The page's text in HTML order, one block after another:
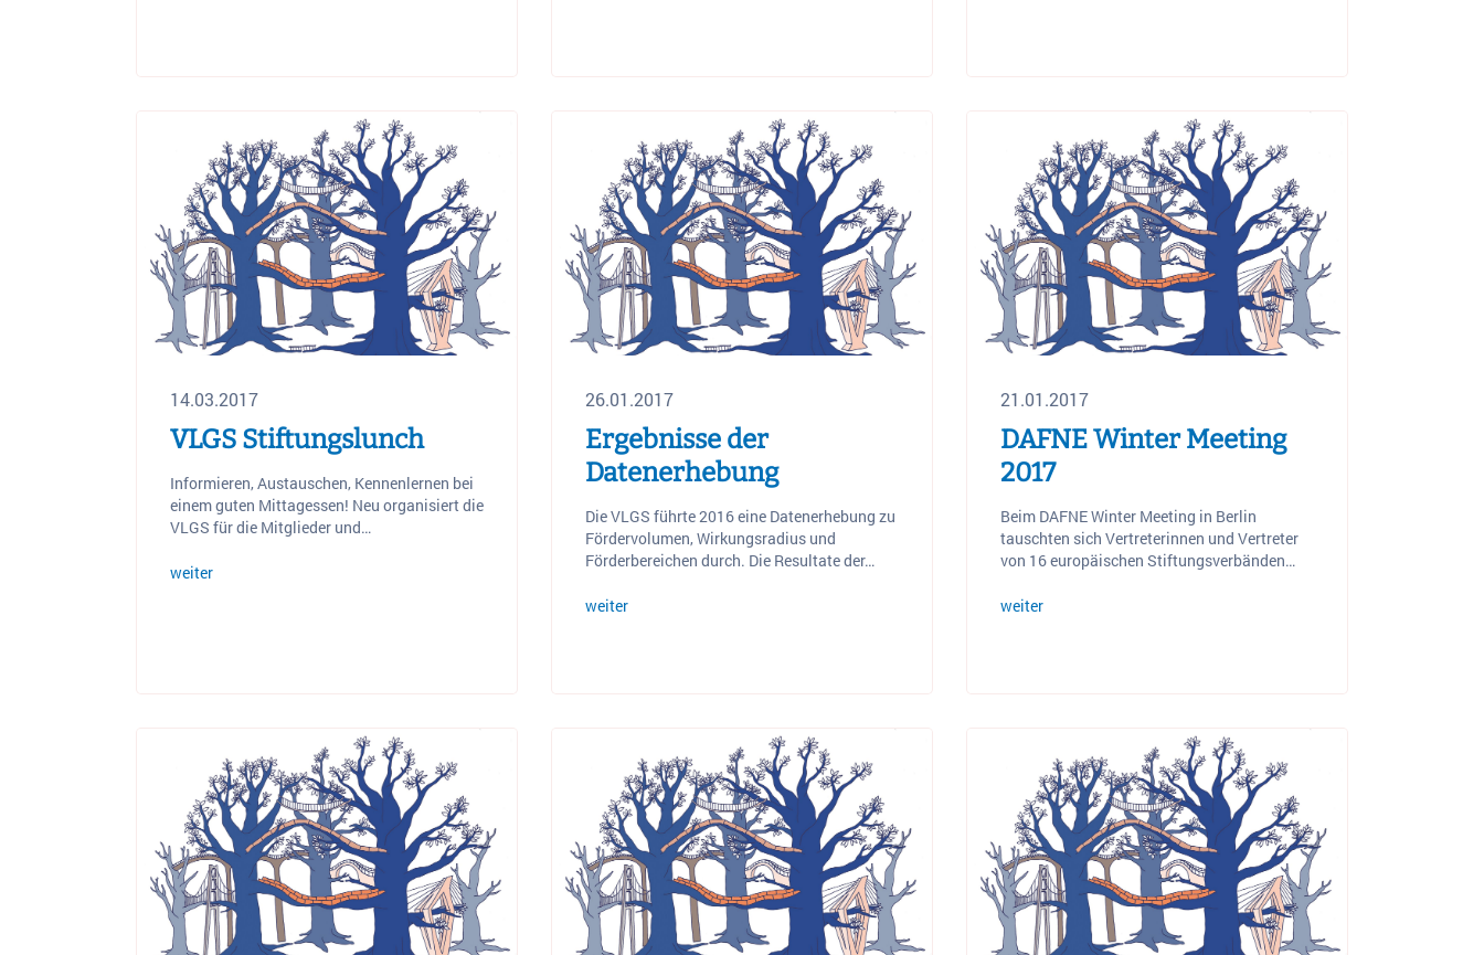
14.03.2017
VLGS Stiftungslunch
Informieren, Austauschen, Kennenlernen bei
einem guten Mittagessen! Neu organisiert die
VLGS für die Mitglieder und…
weiter
26.01.2017
Ergebnisse der
Datenerhebung
Die VLGS führte 2016 eine Datenerhebung zu
Fördervolumen, Wirkungsradius und
Förderbereichen durch. Die Resultate der…
weiter
21.01.2017
DAFNE Winter Meeting
2017
Beim DAFNE Winter Meeting in Berlin
tauschten sich Vertreterinnen und Vertreter
von 16 europäischen Stiftungsverbänden…
weiter